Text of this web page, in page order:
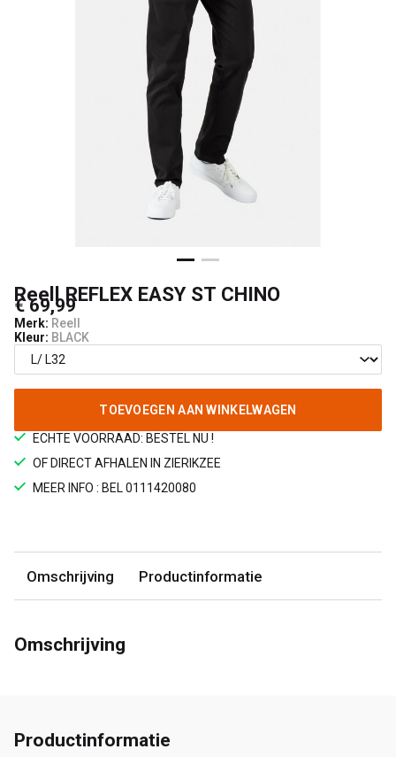
Boardshop
Reell REFLEX EASY ST CHINO
€ 69,99
Merk: Reell
Kleur: BLACK
TOEVOEGEN AAN WINKELWAGEN
ECHTE VOORRAAD: BESTEL NU !
OF DIRECT AFHALEN IN ZIERIKZEE
MEER INFO : BEL 0111420080
Omschrijving Productinformatie
Omschrijving
Productinformatie